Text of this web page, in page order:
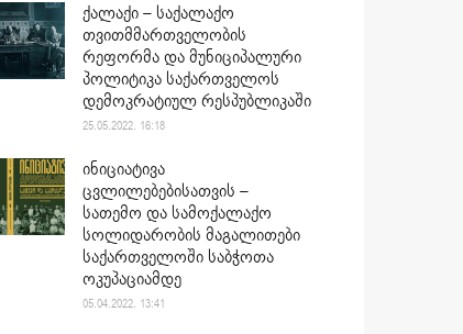
ქალაქი – საქალაქო
თვითმმართველობის
რეფორმა და მუნიციპალური
პოლიტიკა საქართველოს
დემოკრატიულ რესპუბლიკაში
25.05.2022. 16:18
ინიციატივა
ცვლილებებისათვის –
სათემო და სამოქალაქო
სოლიდარობის მაგალითები
საქართველოში საბჭოთა
ოკუპაციამდე
05.04.2022. 13:41